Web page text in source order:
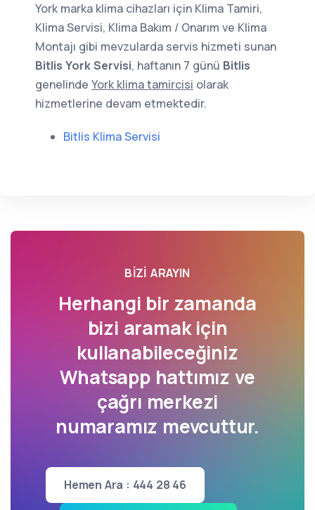
York marka klima cihazları için Klima Tamiri,
Klima Servisi, Klima Bakım / Onarım ve Klima
Montajı gibi mevzularda servis hizmeti sunan
Bitlis York Servisi, haftanın 7 günü Bitlis
genelinde York klima tamircisi olarak
hizmetlerine devam etmektedir.
Bitlis Klima Servisi
BIZI ARAYIN
Herhangi bir zamanda
bizi aramak için
kullanabileceğiniz
Whatsapp hattımız ve
çağrı merkezi
numaramız mevcuttur.
Hemen Ara : 444 28 46